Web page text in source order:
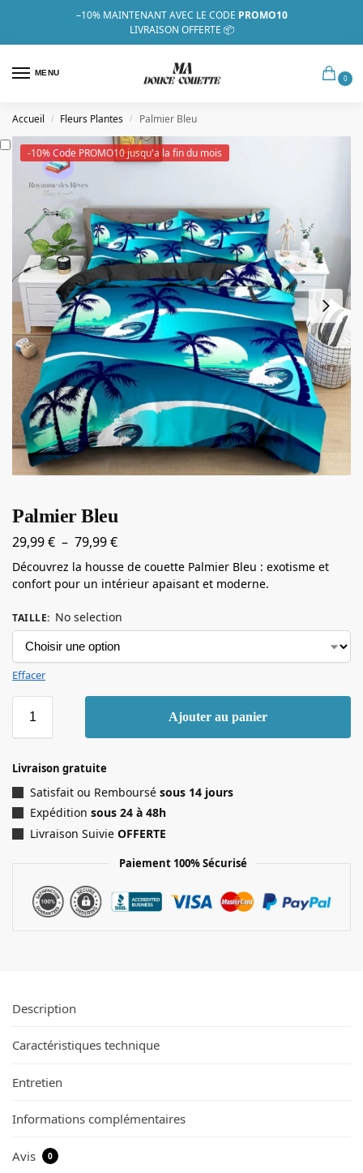
–10% MAINTENANT AVEC LE CODE PROMO10
LIVRAISON OFFERTE 📦
MENU
0
Accueil / Fleurs Plantes / Palmier Bleu
-10% Code PROMO10 jusqu'a la fin du mois
Palmier Bleu
29,99€ – 79,99€
Découvrez la housse de couette Palmier Bleu : exotisme et
confort pour un intérieur apaisant et moderne.
TAILLE: No selection
Effacer
Ajouter au panier
Livraison gratuite
Satisfait ou Remboursé sous 14 jours
Expédition sous 24 à 48h
Livraison Suivie OFFERTE
Paiement 100% Sécurisé
Description
Caractéristiques technique
Entretien
Informations complémentaires
Avis 0